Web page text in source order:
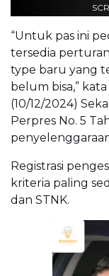
“Untuk pas ini
tersedia
type baru yang
belum bisa,”
(10/12/2024)
Perpres No. 5
Registrasi
kriteria paling
dan STNK.